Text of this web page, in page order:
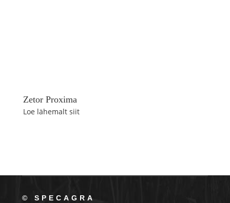
Zetor Proxima
Loe lähemalt siit
© SPECAGRA